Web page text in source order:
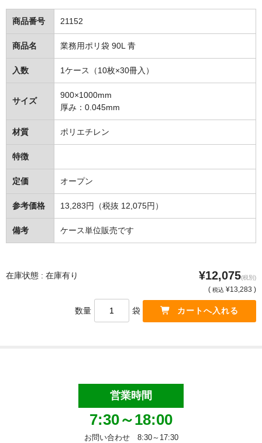
アルミカップ・割箸
洗剤（家庭用～業務用）
食器用洗剤
台所用洗剤
住居用洗剤
洗濯用洗剤
トイレ用洗剤
カビ除去・防止剤
排水口クリーナー
抗菌・除菌剤
商品番号 21152
商品名 業務用ポリ袋 90L 青
入数 1ケース（10枚×30冊入）
サイズ
900×1000mm
厚み：0.045mm
材質 ポリエチレン
特徴
定価 オープン
参考価格 13,283円（税抜 12,075円）
備考 ケース単位販売です
在庫状態 : 在庫有り ¥12,075(税別)
( 税込 ¥13,283 )
数量 袋
営業時間
7:30～18:00
お問い合わせ 8:30～17:30